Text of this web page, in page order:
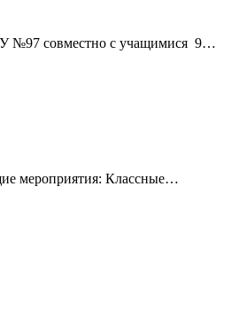
№97 совместно с учащимися 9…
мероприятия: Классные…